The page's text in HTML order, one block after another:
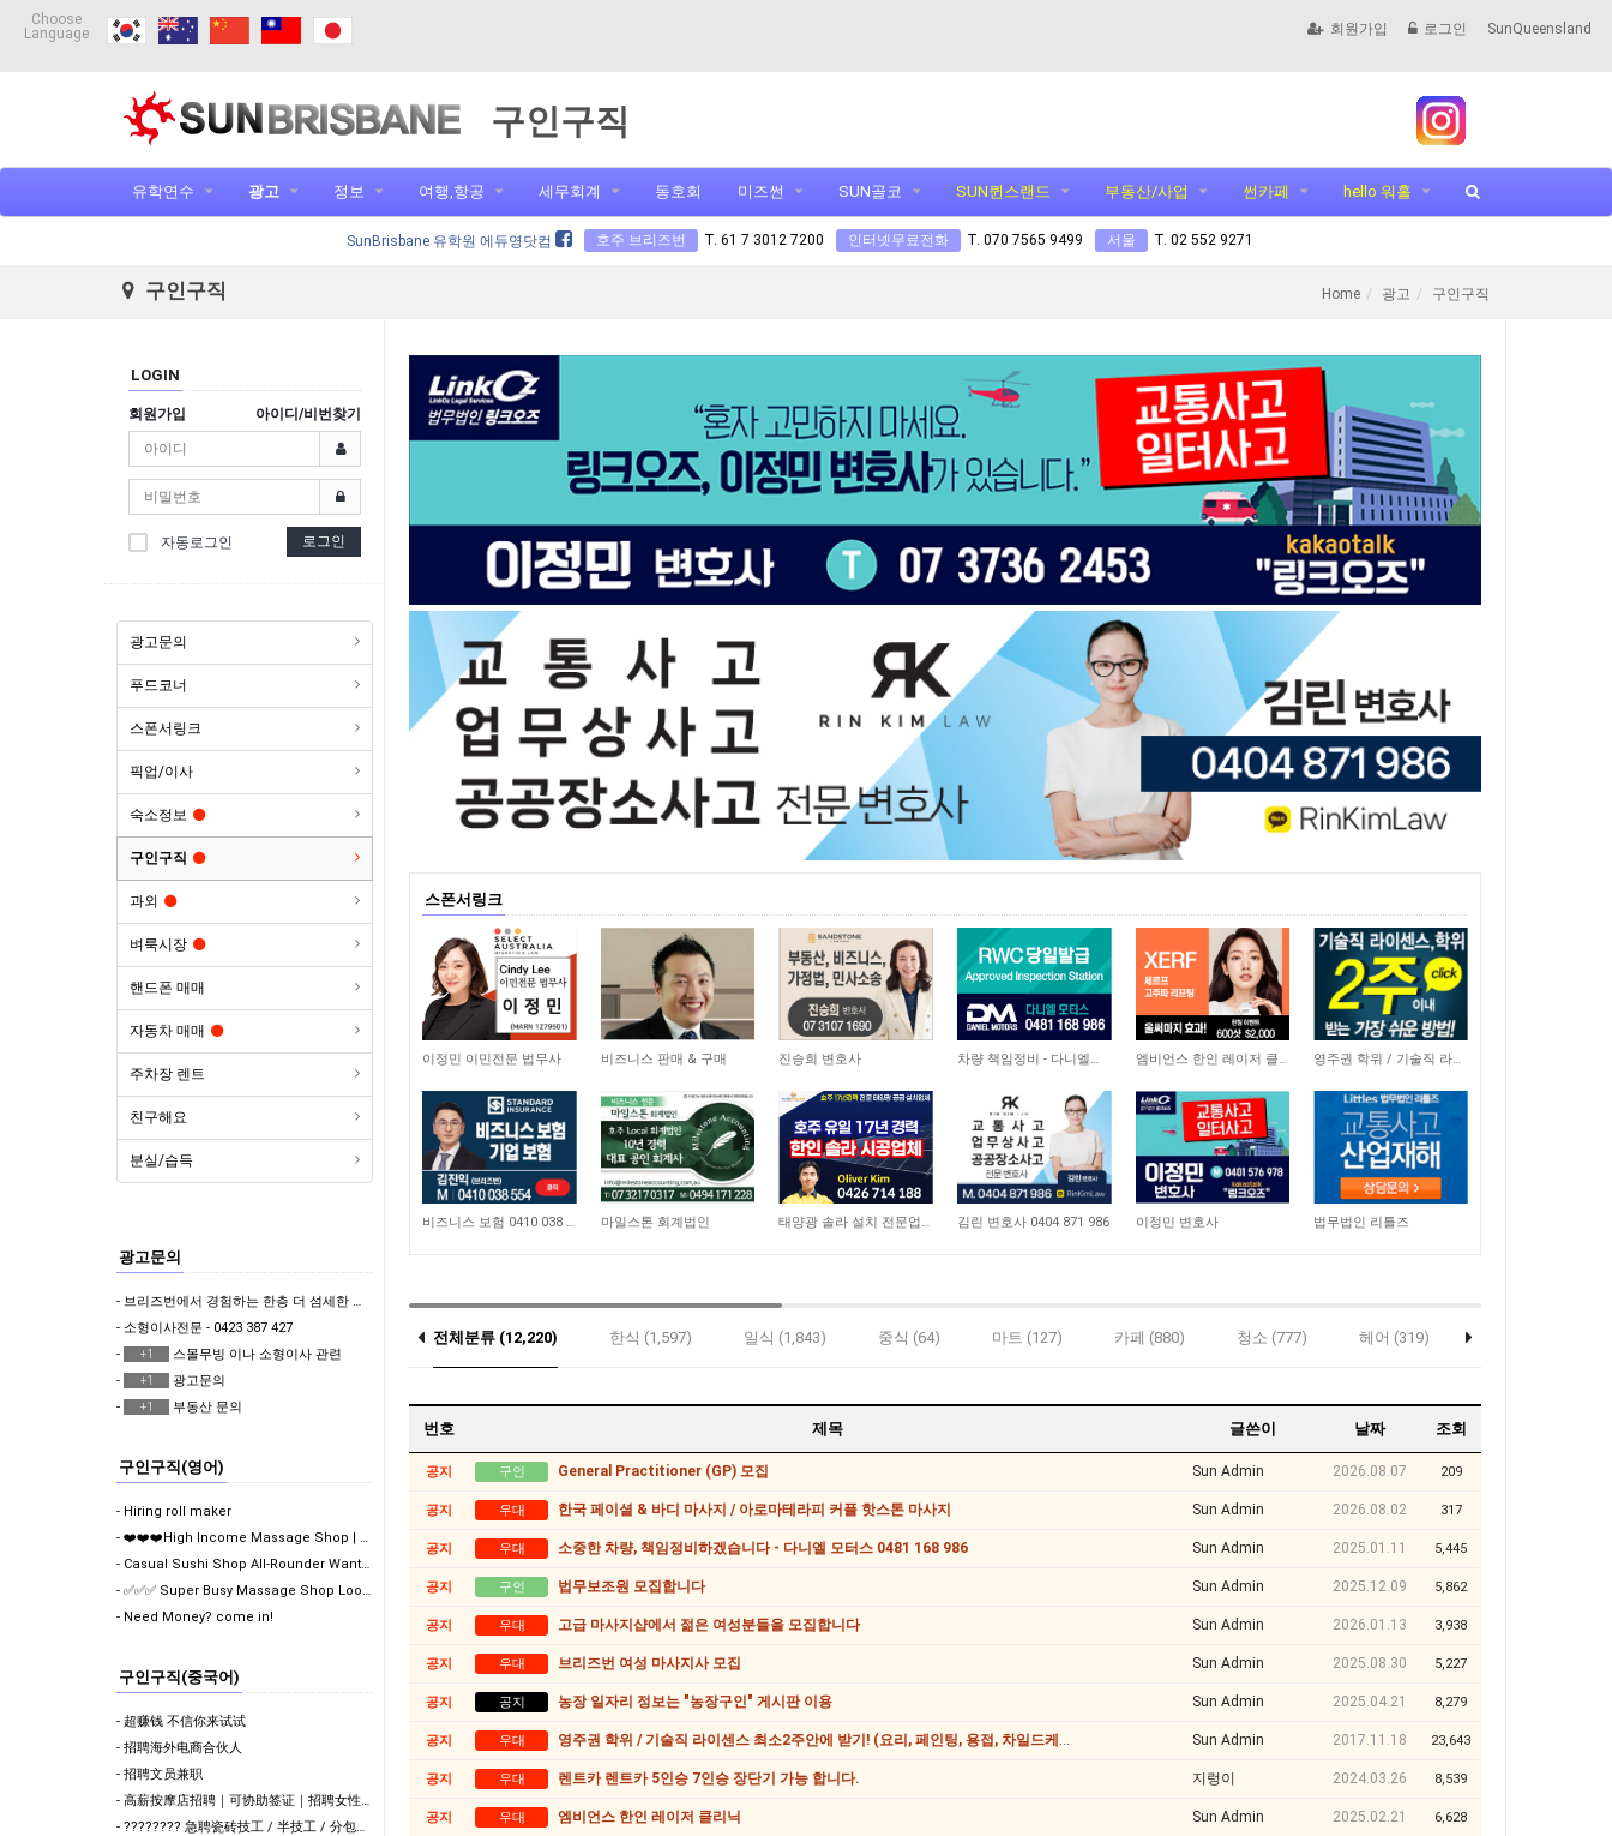
Choose
Language
회원가입 로그인 SunQueensland
구인구직
유학연수 광고 정보 여행,항공 세무회계 동호회 미즈썬 SUN골코 SUN퀸스랜드 부동산/사업 썬카페 hello 워홀
SunBrisbane 유학원 에듀영닷컴 호주 브리즈번 T. 61 7 3012 7200 인터넷무료전화 T. 070 7565 9499 서울 T. 02 552 9271
구인구직 Home 광고 구인구직
LOGIN
회원가입 아이디/비번찾기
자동로그인 로그인
광고문의
푸드코너
스폰서링크
픽업/이사
숙소정보
구인구직
과외
벼룩시장
핸드폰 매매
자동차 매매
주차장 렌트
친구해요
분실/습득
광고문의
- 브리즈번에서 경험하는 한층 더 섬세한 한국식 & 일본식 마사지 테라피 뷰티샵
- 소형이사전문 - 0423 387 427
-
+1
스몰무빙 이나 소형이사 관련
-
+1
광고문의
-
+1 부동산 문의
구인구직(영어)
- Hiring roll maker
- ❤️❤️❤️High Income Massage Shop | Visa Support Avai…
- Casual Sushi Shop All-Rounder Wanted
- ✅✅✅ Super Busy Massage Shop Looking For Girls
- Need Money? come in!
구인구직(중국어)
- 超赚钱 不信你来试试
- 招聘海外电商合伙人
- 招聘文员兼职
- 高薪按摩店招聘｜可协助签证｜招聘女性员工-
- ???????? 急聘瓷砖技工 / 半技工 / 分包团队 ????????
스폰서링크
10,720
이정민 이민전문 법무사 6,872
비즈니스 판매 & 구매 10,119
진승희 변호사 4,836 6,579 22,332
4,346 4,439
마일스톤 회계법인 11,376 11,667
김린 변호사 0404 871 986 10,059
이정민 변호사 9,470
법무법인 리틀즈
전체분류 (12,220) 한식 (1,597) 일식 (1,843) 중식 (64) 마트 (127) 카페 (880) 청소 (777) 헤어 (319)
번호 제목 글쓴이 날짜 조회
공지 구인 General Practitioner (GP) 모집 Sun Admin 2026.08.07 209
공지 우대 한국 페이셜 & 바디 마사지 / 아로마테라피 커플 핫스톤 마사지 Sun Admin 2026.08.02 317
공지 우대 소중한 차량, 책임정비하겠습니다 - 다니엘 모터스 0481 168 986 Sun Admin 2025.01.11 5,445
공지 구인 법무보조원 모집합니다 Sun Admin 2025.12.09 5,862
공지 우대 고급 마사지샵에서 젊은 여성분들을 모집합니다 Sun Admin 2026.01.13 3,938
공지 우대 브리즈번 여성 마사지사 모집 Sun Admin 2025.08.30 5,227
공지 공지 농장 일자리 정보는 "농장구인" 게시판 이용 Sun Admin 2025.04.21 8,279
공지 우대 영주권 학위 / 기술직 라이센스 최소2주안에 받기! (요리, 페인팅, 용접, 차일드케어 등등) Sun Admin 2017.11.18 23,643
공지 우대 렌트카 렌트카 5인승 7인승 장단기 가능 합니다. 지렁이 2024.03.26 8,539
공지 우대 엠비언스 한인 레이저 클리닉 Sun Admin 2025.02.21 6,628